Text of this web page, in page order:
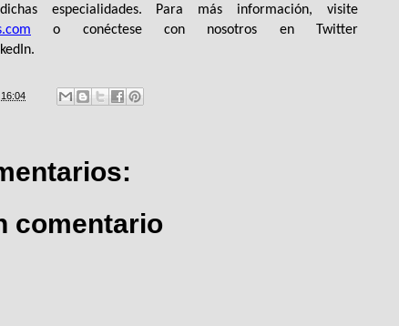
o conéctese con nosotros en Twitter
16:04
comentario